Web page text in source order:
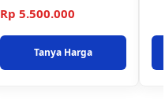
Rp 5.500.000
Tanya Harga